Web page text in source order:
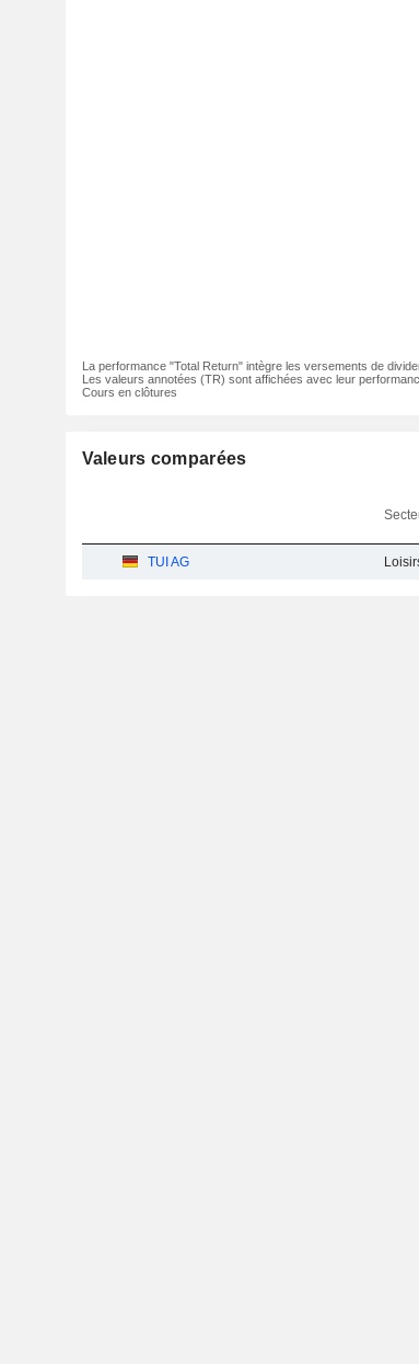
La performance "Total Return" intègre les versements de
Les valeurs annotées (TR) sont affichées avec leur
Cours en clôtures
Valeurs comparées
TUI AG